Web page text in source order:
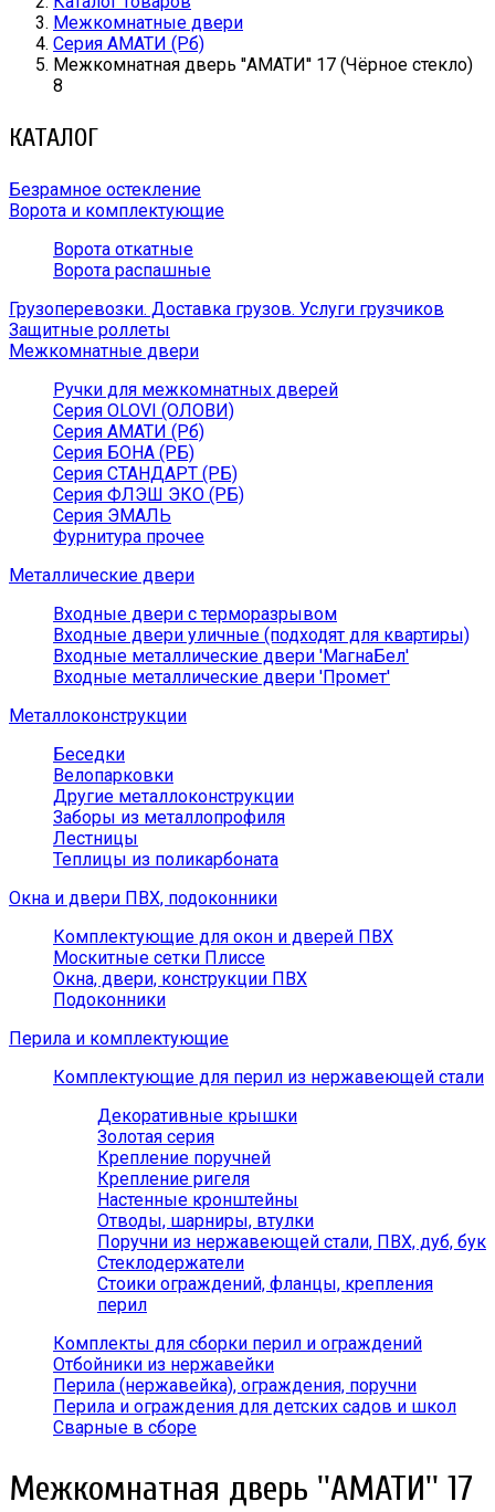
Межкомнатные двери
Серия АМАТИ (Рб)
Межкомнатная дверь ''АМАТИ'' 17 (Чёрное стекло)
8
КАТАЛОГ
Безрамное остекление
Ворота и комплектующие
Ворота откатные
Ворота распашные
Грузоперевозки. Доставка грузов. Услуги грузчиков
Защитные роллеты
Межкомнатные двери
Ручки для межкомнатных дверей
Серия OLOVI (ОЛОВИ)
Серия АМАТИ (Рб)
Серия БОНА (РБ)
Серия СТАНДАРТ (РБ)
Серия ФЛЭШ ЭКО (РБ)
Серия ЭМАЛЬ
Фурнитура прочее
Металлические двери
Входные двери с терморазрывом
Входные двери уличные (подходят для квартиры)
Входные металлические двери 'МагнаБел'
Входные металлические двери 'Промет'
Металлоконструкции
Беседки
Велопарковки
Другие металлоконструкции
Заборы из металлопрофиля
Лестницы
Теплицы из поликарбоната
Окна и двери ПВХ, подоконники
Комплектующие для окон и дверей ПВХ
Москитные сетки Плиссе
Окна, двери, конструкции ПВХ
Подоконники
Перила и комплектующие
Комплектующие для перил из нержавеющей стали
Декоративные крышки
Золотая серия
Крепление поручней
Крепление ригеля
Настенные кронштейны
Отводы, шарниры, втулки
Поручни из нержавеющей стали, ПВХ, дуб, бук
Стеклодержатели
Стоики ограждений, фланцы, крепления
перил
Комплекты для сборки перил и ограждений
Отбойники из нержавейки
Перила (нержавейка), ограждения, поручни
Перила и ограждения для детских садов и школ
Сварные в сборе
Межкомнатная дверь ''АМАТИ'' 17